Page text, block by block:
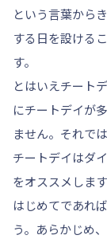
という言葉から
する日を設ける
す。
とはいえチート
にチートデイが
ません。それで
チートデイはダ
をオススメします
はじめてであれ
う。あらかじめ